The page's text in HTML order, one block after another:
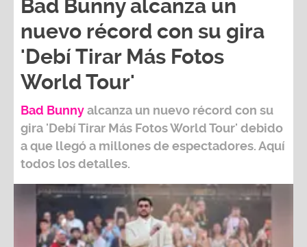
Bad Bunny alcanza un
nuevo récord con su gira
'Debí Tirar Más Fotos
World Tour'
Bad Bunnyalcanza un nuevo récord con su
gira 'Debí Tirar Más Fotos World Tour' debido
a que llegó a millones de espectadores. Aquí
todos los detalles.